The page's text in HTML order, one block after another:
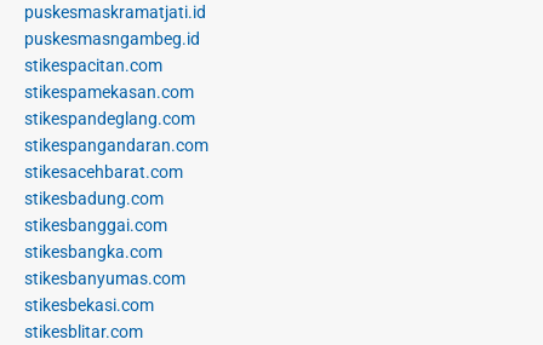
puskesmaskramatjati.id
puskesmasngambeg.id
stikespacitan.com
stikespamekasan.com
stikespandeglang.com
stikespangandaran.com
stikesacehbarat.com
stikesbadung.com
stikesbanggai.com
stikesbangka.com
stikesbanyumas.com
stikesbekasi.com
stikesblitar.com